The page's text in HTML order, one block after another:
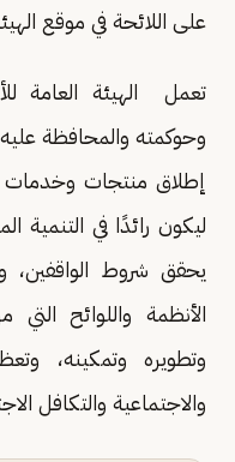
على اللائحة في موقع
تعمل الهيئة العامة
وحوكمته والمحافظة
إطلاق منتجات وخدمات
ليكون رائدًا في التنمية
يحقق شروط
الأنظمة واللوائح التي
وتطويره وتمكينه،
والاجتماعية والتكافل